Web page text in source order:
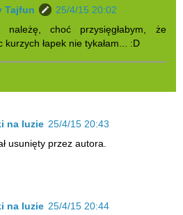
Tajfun
25/4/15 20:02
choć przysięgłabym, że
łapek nie tykałam... :D
na luzie 25/4/15 20:43
usunięty przez autora.
na luzie 25/4/15 20:44